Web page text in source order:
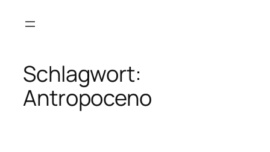
Inhalt
Schlagwort:
Antropoceno